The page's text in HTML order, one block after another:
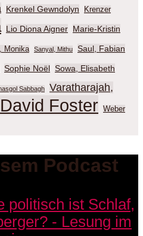
Krenkel Gewndolyn Krenzer
Lio Diona Aigner Marie-Kristin
Monika Sanyal, Mithu Saul, Fabian
Sophie Noël Sowa, Elisabeth
Sabbagh
Varatharajah,
Foster Weber
Podcast